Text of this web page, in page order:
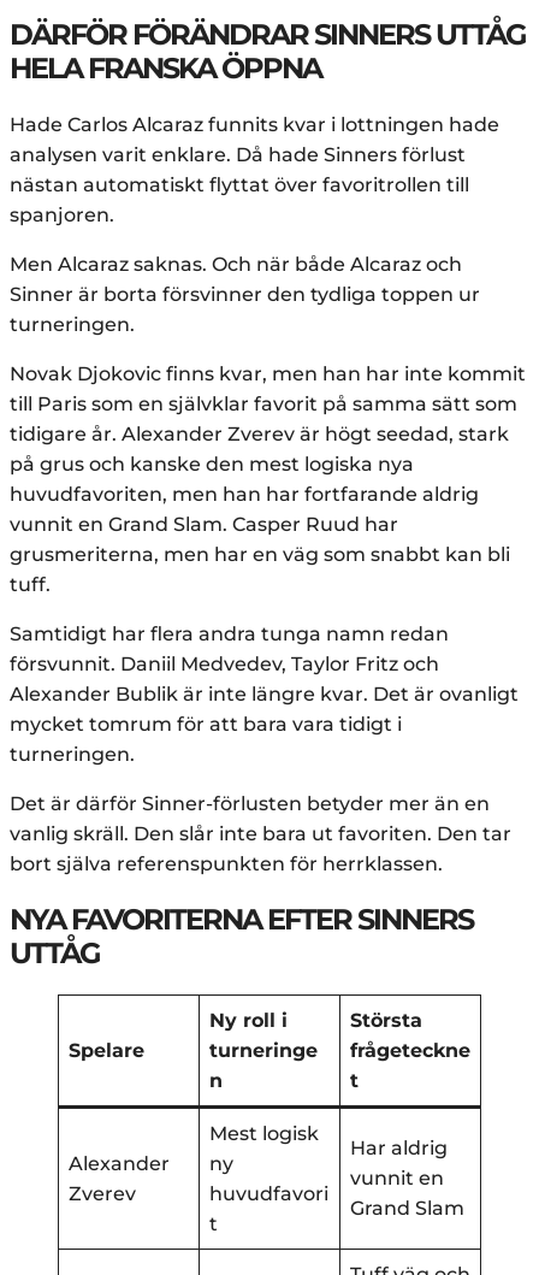
DÄRFÖR FÖRÄNDRAR SINNERS UTTÅG
HELA FRANSKA ÖPPNA
Hade Carlos Alcaraz funnits kvar i lottningen hade
analysen varit enklare. Då hade Sinners förlust
nästan automatiskt flyttat över favoritrollen till
spanjoren.
Men Alcaraz saknas. Och när både Alcaraz och
Sinner är borta försvinner den tydliga toppen ur
turneringen.
Novak Djokovic finns kvar, men han har inte kommit
till Paris som en självklar favorit på samma sätt som
tidigare år. Alexander Zverev är högt seedad, stark
på grus och kanske den mest logiska nya
huvudfavoriten, men han har fortfarande aldrig
vunnit en Grand Slam. Casper Ruud har
grusmeriterna, men har en väg som snabbt kan bli
tuff.
Samtidigt har flera andra tunga namn redan
försvunnit. Daniil Medvedev, Taylor Fritz och
Alexander Bublik är inte längre kvar. Det är ovanligt
mycket tomrum för att bara vara tidigt i
turneringen.
Det är därför Sinner-förlusten betyder mer än en
vanlig skräll. Den slår inte bara ut favoriten. Den tar
bort själva referenspunkten för herrklassen.
NYA FAVORITERNA EFTER SINNERS
UTTÅG
Spelare
Ny roll i
turneringe
n
Största
frågeteckne
t
Alexander
Zverev
Mest logisk
ny
huvudfavori
t
Har aldrig
vunnit en
Grand Slam